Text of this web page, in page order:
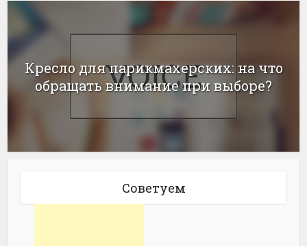
Кресло для парикмахерских: на что
обращать внимание при выборе?
Советуем